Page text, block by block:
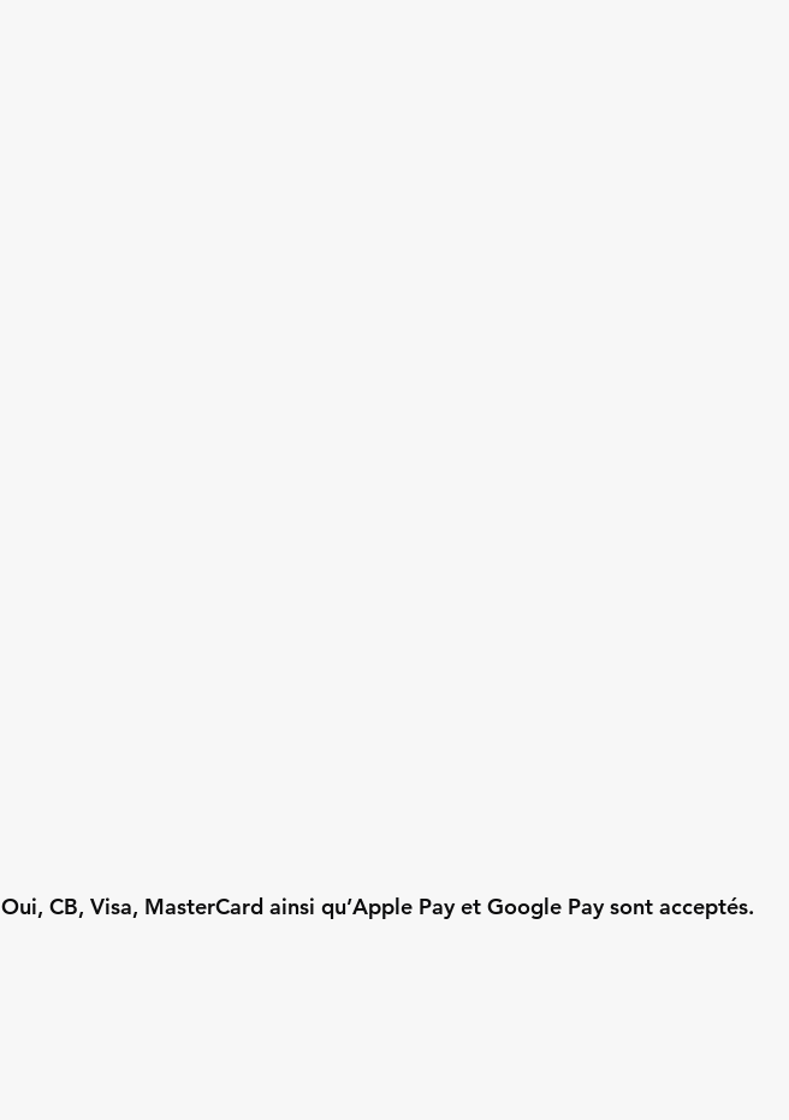
Oui, CB, Visa, MasterCard ainsi qu’Apple Pay et Google Pay sont acceptés.